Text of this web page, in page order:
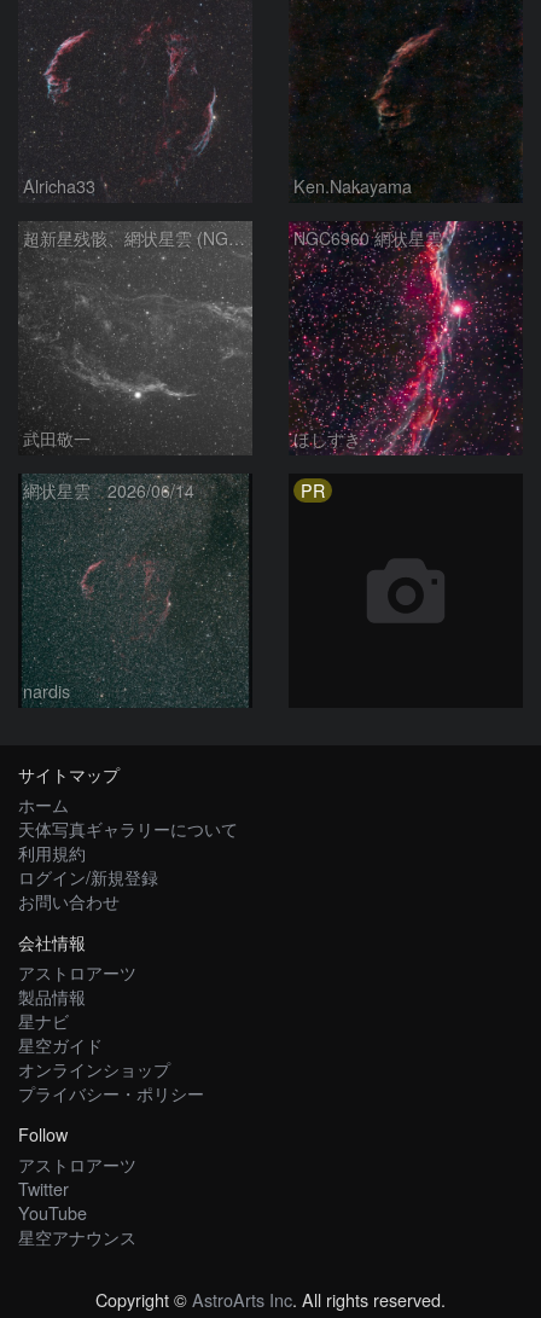
Alricha33 Ken.Nakayama
超新星残骸、網状星雲 (NGC6960)
武田敬一
NGC6960 網状星雲
ほしすき
網状星雲 2026/06/14
nardis
PR
サイトマップ
ホーム
天体写真ギャラリーについて
利用規約
ログイン/新規登録
お問い合わせ
会社情報
アストロアーツ
製品情報
星ナビ
星空ガイド
オンラインショップ
プライバシー・ポリシー
Follow
アストロアーツ
Twitter
YouTube
星空アナウンス
Copyright ©AstroArts Inc. All rights reserved.